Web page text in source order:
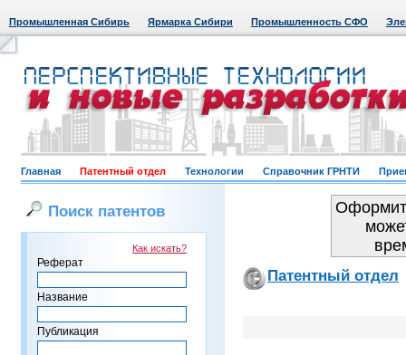
Промышленная Сибирь Ярмарка Сибири Промышленность СФО
Главная Патентный отдел Технологии Справочник ГРНТИ
Поиск патентов
Как искать?
Реферат
Название
Публикация
Патентный отдел